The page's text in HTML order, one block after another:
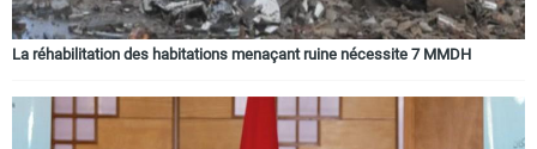
La réhabilitation des habitations menaçant ruine nécessite 7 MMDH